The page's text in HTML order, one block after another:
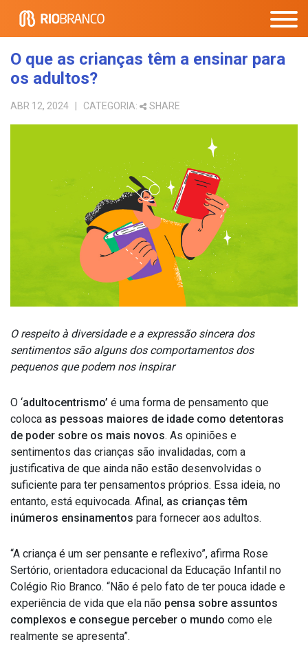
O que as crianças têm a ensinar para
os adultos?
ABR 12, 2024 | CATEGORIA: SHARE
O respeito à diversidade e a expressão sincera dos
sentimentos são alguns dos comportamentos dos
pequenos que podem nos inspirar
O ‘adultocentrismo’ é uma forma de pensamento que
coloca as pessoas maiores de idade como detentoras
de poder sobre os mais novos. As opiniões e
sentimentos das crianças são invalidadas, com a
justificativa de que ainda não estão desenvolvidas o
suficiente para ter pensamentos próprios. Essa ideia, no
entanto, está equivocada. Afinal, as crianças têm
inúmeros ensinamentos para fornecer aos adultos.
“A criança é um ser pensante e reflexivo”, afirma Rose
Sertório, orientadora educacional da Educação Infantil no
Colégio Rio Branco. “Não é pelo fato de ter pouca idade e
experiência de vida que ela não pensa sobre assuntos
complexos e consegue perceber o mundo como ele
realmente se apresenta”.